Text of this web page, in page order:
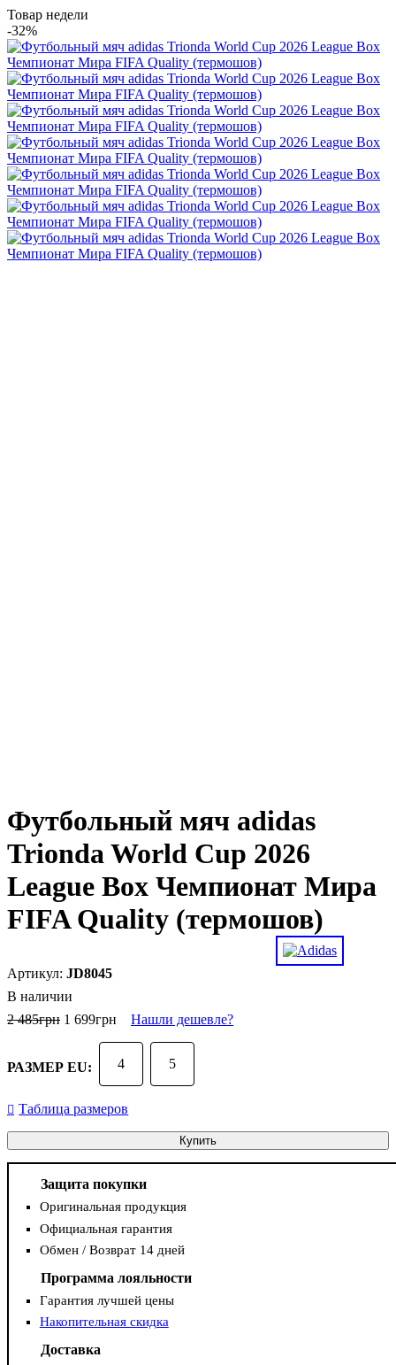
Товар недели
-32%
Футбольный мяч adidas
Trionda World Cup 2026
League Box Чемпионат Мира
FIFA Quality (термошов)
JD8045
В наличии
2 485грн 1 699грн Нашли дешевле?
РАЗМЕР EU: 4 5
Таблица размеров
Купить
Защита покупки
Оригинальная продукция
Официальная гарантия
Обмен / Возврат 14 дней
Программа лояльности
Гарантия лучшей цены
Накопительная скидка
Доставка